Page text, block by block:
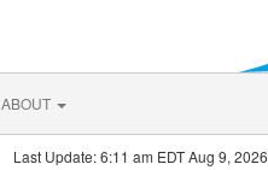
ABOUT
Last Update: 6:11 am EDT Aug 9, 2026